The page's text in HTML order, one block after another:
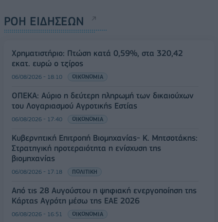
ΡΟΗ ΕΙΔΗΣΕΩΝ
Χρηματιστήριο: Πτώση κατά 0,59%, στα 320,42
εκατ. ευρώ ο τζίρος
06/08/2026 - 18:10 ΟΙΚΟΝΟΜΙΑ
ΟΠΕΚΑ: Αύριο η δεύτερη πληρωμή των δικαιούχων
του Λογαριασμού Αγροτικής Εστίας
06/08/2026 - 17:40 ΟΙΚΟΝΟΜΙΑ
Κυβερνητική Επιτροπή Βιομηχανίας- Κ. Μητσοτάκης:
Στρατηγική προτεραιότητα η ενίσχυση της
βιομηχανίας
06/08/2026 - 17:18 ΠΟΛΙΤΙΚΗ
Από τις 28 Αυγούστου η ψηφιακή ενεργοποίηση της
Κάρτας Αγρότη μέσω της ΕΑΕ 2026
06/08/2026 - 16:51 ΟΙΚΟΝΟΜΙΑ